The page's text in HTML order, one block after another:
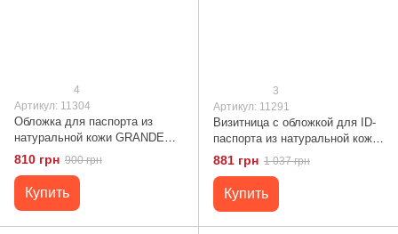
4
Артикул: 11304
Обложка для паспорта из
натуральной кожи GRANDE
PELLE 11304 Черная
810 грн 900 грн
Купить
3
Артикул: 11291
Визитница с обложкой для ID-
паспорта из натуральной кожи
GRANDE PELLE 11291 Черная
881 грн 1 037 грн
Купить